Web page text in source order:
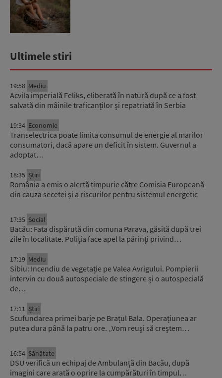
Ultimele stiri
19:58 Mediu
Acvila imperială Feliks, eliberată în natură după ce a fost
salvată din mâinile traficanților și repatriată în Serbia
19:34 Economie
Transelectrica poate limita consumul de energie al marilor
consumatori, dacă apare un deficit în sistem. Guvernul a
adoptat…
18:35 Știri
România a emis o alertă timpurie către Comisia Europeană
din cauza secetei și a riscurilor pentru sistemul energetic
17:35 Social
Bacău: Fata dispărută din comuna Parava, găsită după trei
zile în localitate. Poliția face apel la părinți privind…
17:19 Mediu
Sibiu: Incendiu de vegetație pe Valea Avrigului. Pompierii
intervin cu două autospeciale de stingere și o autospecială
de…
17:11 Știri
Scufundarea primei barje pe Brațul Bala. Operațiunea ar
putea dura până la patru ore. „Vom reuși să creștem…
16:54 Sănătate
DSU verifică un echipaj de Ambulanță din Bacău, după
imagini care arată o oprire la cumpărături în timpul…